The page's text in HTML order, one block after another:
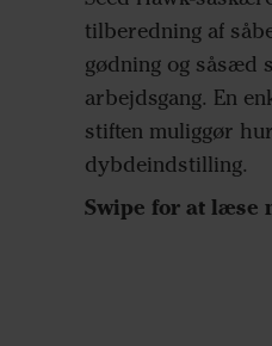
tilberedning af
gødning og såsæd
arbejdsgang. En
stiften muliggør
dybdeindstilling.
Swipe for at læse